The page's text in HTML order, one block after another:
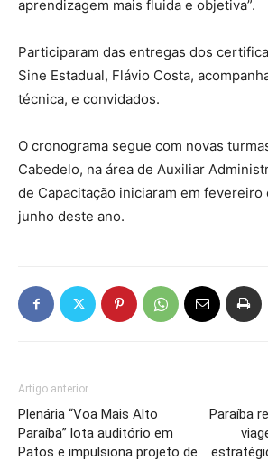
aprendizagem mais fluida e objetiva”.
Participaram das entregas dos
Sine Estadual, Flávio Costa,
técnica, e convidados.
O cronograma segue com novas
Cabedelo, na área de Auxiliar
de Capacitação iniciaram em fevereiro
junho deste ano.
Artigo anterior
Plenária “Voa Mais Alto
Paraíba” lota auditório em
Patos e impulsiona projeto de
Paraíba